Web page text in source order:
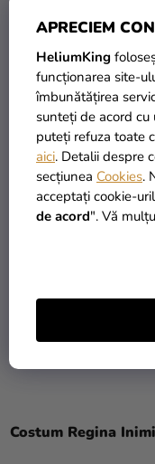
APRECIEM
HeliumKing
funcționarea site-
îmbunătățirea
sunteți de acord cu
puteți refuza toate
aici. Detalii despre
secțiunea Cookies.
acceptați cookie-
de acord". Vă
Costum poliţistă
Americană
de la116,90 Lei
169,90 Lei (până la
DETALII
Costum Regina